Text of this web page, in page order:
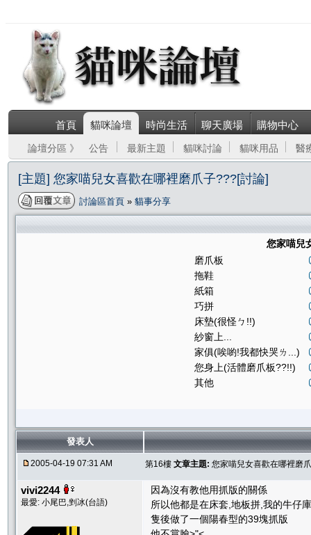
首頁 貓咪論壇 時尚生活 聊天廣場 購物中心
論壇分區 》 公告 最新主題 貓咪討論 貓咪用品 醫
[主題] 您家喵兒女喜歡在哪裡磨爪子???[討論]
討論區首頁 » 貓事分享
您家喵兒
磨爪板
拖鞋
紙箱
巧拼
床墊(很怪ㄅ!!)
紗窗上...
家俱(唉喲!我都快哭ㄌ...)
您身上(活體磨爪板??!!)
其他
發表人
2005-04-19 07:31 AM 第16樓 文章主題: 您家喵兒女喜歡在哪裡磨
vivi2244
最愛: 小尾巴,剉冰(台語)
因為沒有教他用抓版的關係
所以他都是在床套,地板拼,我的牛仔
隻後做了一個陽春型的39塊抓版